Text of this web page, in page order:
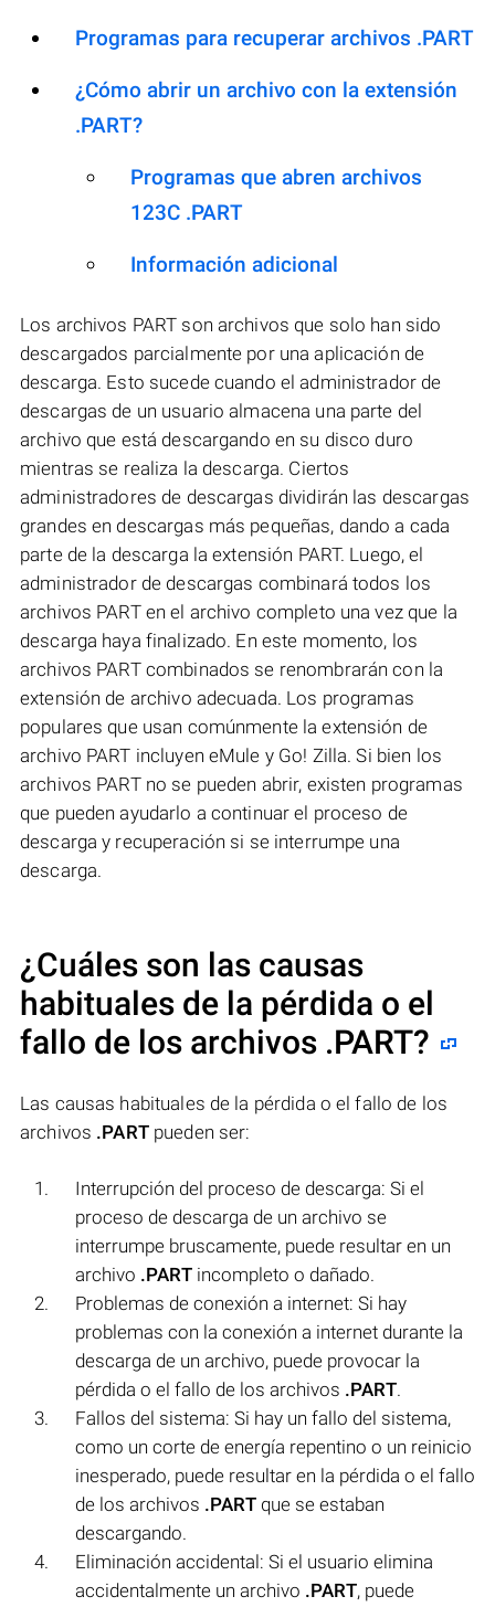
Programas para recuperar archivos .PART
¿Cómo abrir un archivo con la extensión
.PART?
Programas que abren archivos
123C .PART
Información adicional
Los archivos PART son archivos que solo han sido
descargados parcialmente por una aplicación de
descarga. Esto sucede cuando el administrador de
descargas de un usuario almacena una parte del
archivo que está descargando en su disco duro
mientras se realiza la descarga. Ciertos
administradores de descargas dividirán las descargas
grandes en descargas más pequeñas, dando a cada
parte de la descarga la extensión PART. Luego, el
administrador de descargas combinará todos los
archivos PART en el archivo completo una vez que la
descarga haya finalizado. En este momento, los
archivos PART combinados se renombrarán con la
extensión de archivo adecuada. Los programas
populares que usan comúnmente la extensión de
archivo PART incluyen eMule y Go! Zilla. Si bien los
archivos PART no se pueden abrir, existen programas
que pueden ayudarlo a continuar el proceso de
descarga y recuperación si se interrumpe una
descarga.
¿Cuáles son las causas
habituales de la pérdida o el
fallo de los archivos .PART?
Las causas habituales de la pérdida o el fallo de los
archivos .PARTpueden ser:
Interrupción del proceso de descarga: Si el
proceso de descarga de un archivo se
interrumpe bruscamente, puede resultar en un
archivo .PART incompleto o dañado.
Problemas de conexión a internet: Si hay
problemas con la conexión a internet durante la
descarga de un archivo, puede provocar la
pérdida o el fallo de los archivos .PART.
Fallos del sistema: Si hay un fallo del sistema,
como un corte de energía repentino o un reinicio
inesperado, puede resultar en la pérdida o el fallo
de los archivos .PART que se estaban
descargando.
Eliminación accidental: Si el usuario elimina
accidentalmente un archivo .PART, puede